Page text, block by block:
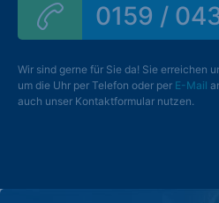
0159 /
Wir sind gerne für Sie da! Sie erreichen
um die Uhr per Telefon oder per E-Mail
auch unser Kontaktformular nutzen.